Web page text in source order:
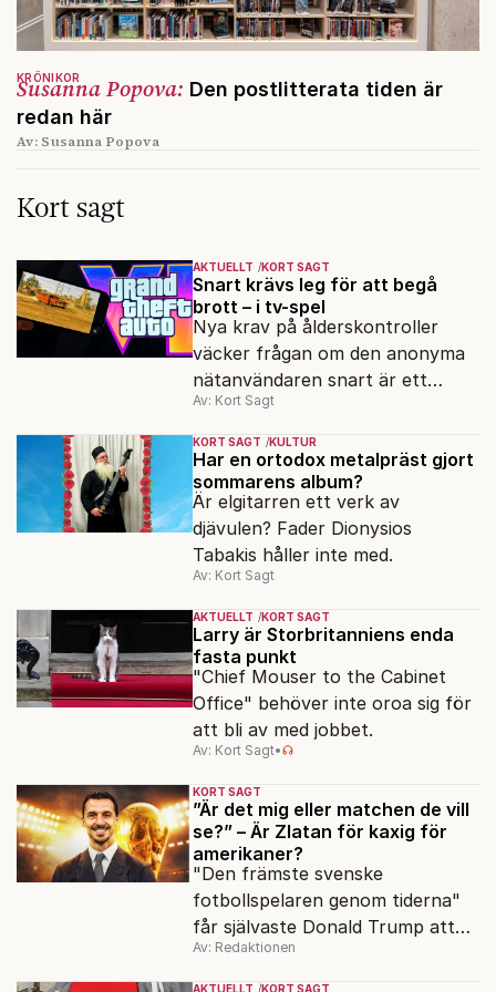
Susanna Popova: Den postlitterata tiden är
redan här
KRÖNIKOR
Av: Susanna Popova
Kort sagt
AKTUELLT KORT SAGT
Snart krävs leg för att begå
brott – i tv-spel
Nya krav på ålderskontroller
väcker frågan om den anonyma
nätanvändaren snart är ett
minne blott.
Av: Kort Sagt
KORT SAGT KULTUR
Har en ortodox metalpräst gjort
sommarens album?
Är elgitarren ett verk av
djävulen? Fader Dionysios
Tabakis håller inte med.
Av: Kort Sagt
AKTUELLT KORT SAGT
Larry är Storbritanniens enda
fasta punkt
"Chief Mouser to the Cabinet
Office" behöver inte oroa sig för
att bli av med jobbet.
Av: Kort Sagt•
KORT SAGT
”Är det mig eller matchen de vill
se?” – Är Zlatan för kaxig för
amerikaner?
"Den främste svenske
fotbollspelaren genom tiderna"
får självaste Donald Trump att
rodna.
Av: Redaktionen
AKTUELLT KORT SAGT